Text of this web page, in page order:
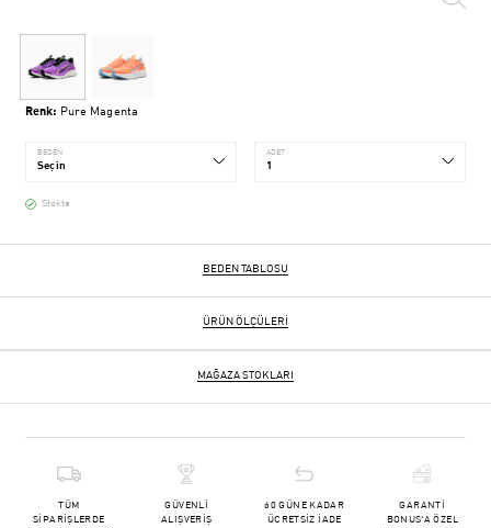
Renk: Pure Magenta
BEDEN ADET
Stokta
BEDEN TABLOSU
ÜRÜN ÖLÇÜLERI
MAĞAZA STOKLARI
TÜM
SİPARİŞLERDE
GÜVENLİ
ALIŞVERİŞ
60 GÜNE KADAR
ÜCRETSİZ İADE
GARANTİ
BONUS'A ÖZEL